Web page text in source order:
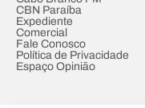
CBN Paraíba
Expediente
Comercial
Fale Conosco
Política de Privacidade
Espaço Opinião